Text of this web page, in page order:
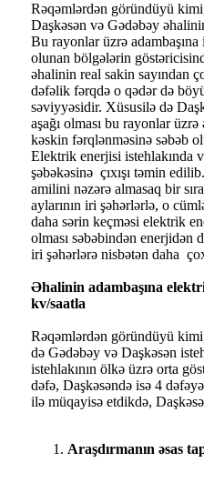
Rəqəmlərdən göründüyü
Daşkəsən və Gədəbəy
Bu rayonlar üzrə
olunan bölgələrin
əhalinin real sakin sayından
dəfəlik fərqdə o qədər də
səviyyəsidir. Xüsusilə də
aşağı olması bu rayonlar
kəskin fərqlənməsinə səbəb
Elektrik enerjisi istehlakında
şəbəkəsinə çıxışı təmin
amilini nəzərə almasaq bir
aylarının iri şəhərlərlə, o
daha sərin keçməsi elektrik
olması səbəbindən enerjidən
iri şəhərlərə nisbətən daha
Əhalinin adambaşına
kv/saatla
Rəqəmlərdən göründüyü
də Gədəbəy və Daşkəsən
istehlakının ölkə üzrə orta
dəfə, Daşkəsəndə isə 4
ilə müqayisə etdikdə,
Araşdırmanın əsas